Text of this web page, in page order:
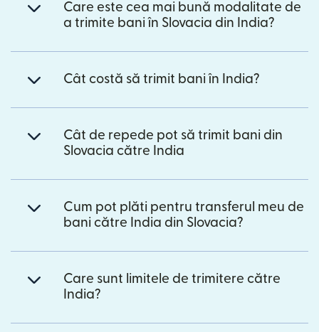
Care este cea mai bună modalitate de
a trimite bani în Slovacia din India?
Cât costă să trimit bani în India?
Cât de repede pot să trimit bani din
Slovacia către India
Cum pot plăti pentru transferul meu de
bani către India din Slovacia?
Care sunt limitele de trimitere către
India?